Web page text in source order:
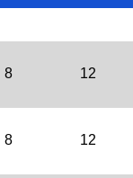
8 12
8 12